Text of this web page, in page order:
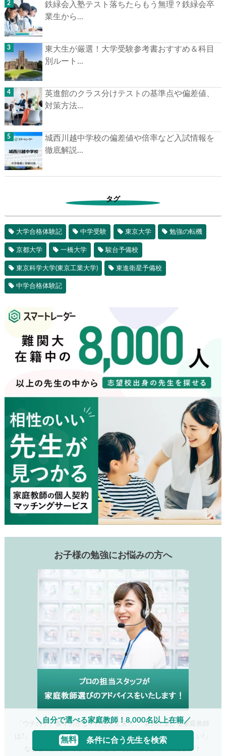
鉄緑会入塾テスト落ちたらもう無理？鉄緑会卒
業生から...
東大生が厳選！大学受験参考書おすすめ＆科目
別ルート...
英進館のクラス分けテストの基準点や偏差値、
対策方法...
城西川越中学校の偏差値や倍率など入試情報を
徹底解説...
タグ
大学合格体験記 中学受験 東京大学 勉強の転機
京都大学 一橋大学 駿台予備校
東京科学大学(東京工業大学) 東進衛星予備校
中学合格体験記
お子様の勉強にお悩みの方へ
「ウチの子、集中力がないけど大丈夫?」「東大に受かる家庭教師
は?」 「今度の定期試験まで時間がない！すぐに対策してほしい!」
などご相談だけでも構いません！お気軽にご相談ください！
＼自分で選べる家庭教師！8,000名以上在籍／
無料 条件に合う先生を検索